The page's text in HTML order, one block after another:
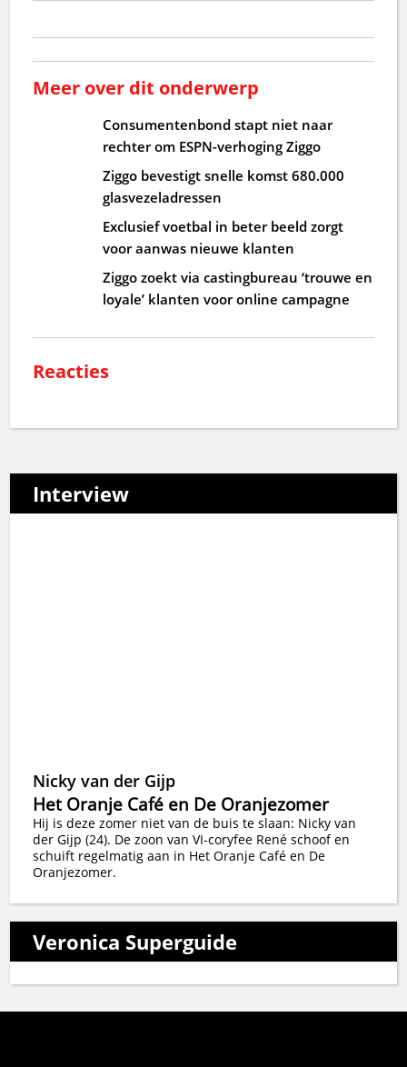
Meer over dit onderwerp
Consumentenbond stapt niet naar
rechter om ESPN-verhoging Ziggo
Ziggo bevestigt snelle komst 680.000
glasvezeladressen
Exclusief voetbal in beter beeld zorgt
voor aanwas nieuwe klanten
Ziggo zoekt via castingbureau ‘trouwe en
loyale’ klanten voor online campagne
Reacties
Interview
Nicky van der Gijp
Het Oranje Café en De Oranjezomer
Hij is deze zomer niet van de buis te slaan: Nicky van
der Gijp (24). De zoon van VI-coryfee René schoof en
schuift regelmatig aan in Het Oranje Café en De
Oranjezomer.
Veronica Superguide